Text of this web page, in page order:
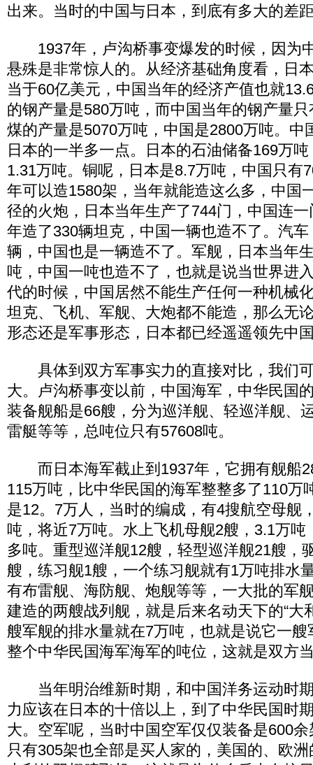
出来。当时的中国与日本，到底有多大的差
1937年，卢沟桥事变爆发的时候，因为
悬殊是非常惊人的。从经济基础角度看，日
当于60亿美元，中国当年的经济产值也就
的钢产量是580万吨，而中国当年的钢产量
煤的产量是5070万吨，中国是2800万吨。中
日本的一半多一点。日本的石油储备169万
1.31万吨。铜呢，日本是8.7万吨，中国只有
年可以造1580架，当年就能造这么多，中国
径的火炮，日本当年生产了744门，中国连
年造了330辆坦克，中国一辆也造不了。汽
辆，中国也是一辆造不了。军舰，日本当年
吨，中国一吨也造不了，也就是说当世界进
代的时候，中国居然不能生产任何一种机械
坦克、飞机、军舰、大炮都不能造，那么无
形态还是军事形态，日本都已经遥遥领先中
具体到双方军事实力的直接对比，我们
大。卢沟桥事变以前，中国海军，中华民国
装备舰船是66艘，分为巡洋舰、轻巡洋舰、
雷艇等等，总吨位只有57608吨。
而日本海军截止到1937年，它拥有舰船
115万吨，比中华民国的海军整整多了110万
是12。7万人，当时的编成，有4搜航空母舰
吨，将近7万吨。水上飞机母舰2艘，3.1万吨
多吨。重型巡洋舰12艘，轻型巡洋舰21艘，
艘，练习舰1艘，一个练习舰就有1万吨排水
有布雷舰、海防舰、炮舰等等，一大批的军
建造的两艘战列舰，就是后来名动天下的“大
艘军舰的排水量就在7万吨，也就是说它一
整个中华民国海军海军的吨位，这就是双方
当年明治维新时期，和中国洋务运动时
力应该在日本的十倍以上，到了中华民国时
大。空军呢，当时中国空军仅仅装备是600
只有305架也全部是买人家的，美国的、欧